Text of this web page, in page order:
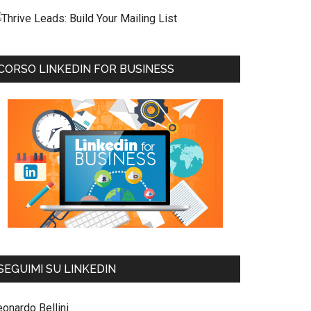
LINKEDIN FOR BUSINESS
SU LINKEDIN
Bellini